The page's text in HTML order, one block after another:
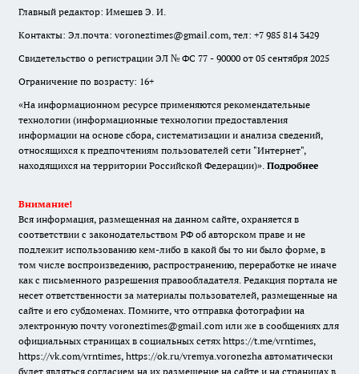
Главный редактор: Имешев Э. И.
Контакты: Эл.почта: voroneztimes@gmail.com, тел: +7 985 814 3429
Свидетельство о регистрации ЭЛ № ФС 77 - 90000 от 05 сентября 2025
Ограничение по возрасту: 16+
«На информационном ресурсе применяются рекомендательные
технологии (информационные технологии предоставления
информации на основе сбора, систематизации и анализа сведений,
относящихся к предпочтениям пользователей сети "Интернет",
находящихся на территории Российской Федерации)». Подробнее
Внимание!
Вся информация, размещенная на данном сайте, охраняется в
соответствии с законодательством РФ об авторском праве и не
подлежит использованию кем-либо в какой бы то ни было форме, в
том числе воспроизведению, распространению, переработке не иначе
как с письменного разрешения правообладателя. Редакция портала не
несет ответственности за материалы пользователей, размещенные на
сайте и его субдоменах. Помните, что отправка фотографии на
электронную почту voroneztimes@gmail.com или же в сообщениях для
официальных страницах в социальных сетях https://t.me/vrntimes,
https://vk.com/vrntimes, https://ok.ru/vremya.voronezha автоматически
будет являться согласием на их размещение на сайте и на страницах в